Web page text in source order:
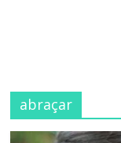
abraçar